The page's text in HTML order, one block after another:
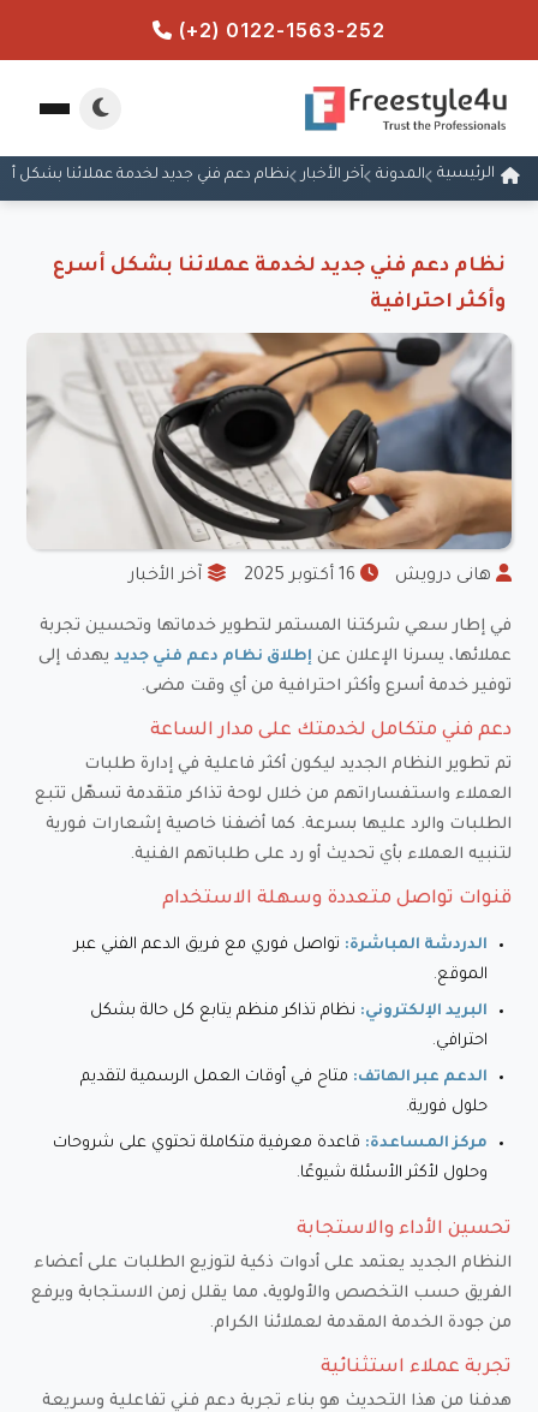
(+2) 0122-1563-252
الرئيسية المدونة آخر الأخبار نظام دعم فني جديد لخدمة عملائنا بشكل
نظام دعم فني جديد لخدمة عملائنا بشكل أسرع
وأكثر احترافية
هانى درويش آخر الأخبار
في إطار سعي شركتنا المستمر لتطوير خدماتها وتحسين تجربة
عملائها، يسرنا الإعلان عن إطلاق نظام دعم فني جديد يهدف إلى
توفير خدمة أسرع وأكثر احترافية من أي وقت مضى.
دعم فني متكامل لخدمتك على مدار الساعة
تم تطوير النظام الجديد ليكون أكثر فاعلية في إدارة طلبات
العملاء واستفساراتهم من خلال لوحة تذاكر متقدمة تسهّل تتبع
الطلبات والرد عليها بسرعة. كما أضفنا خاصية إشعارات فورية
لتنبيه العملاء بأي تحديث أو رد على طلباتهم الفنية.
قنوات تواصل متعددة وسهلة الاستخدام
الدردشة المباشرة: تواصل فوري مع فريق الدعم الفني عبر
الموقع.
البريد الإلكتروني: نظام تذاكر منظم يتابع كل حالة بشكل
احترافي.
الدعم عبر الهاتف: متاح في أوقات العمل الرسمية لتقديم
حلول فورية.
مركز المساعدة: قاعدة معرفية متكاملة تحتوي على شروحات
وحلول لأكثر الأسئلة شيوعًا.
تحسين الأداء والاستجابة
النظام الجديد يعتمد على أدوات ذكية لتوزيع الطلبات على أعضاء
الفريق حسب التخصص والأولوية، مما يقلل زمن الاستجابة ويرفع
من جودة الخدمة المقدمة لعملائنا الكرام.
تجربة عملاء استثنائية
هدفنا من هذا التحديث هو بناء تجربة دعم فني تفاعلية وسريعة